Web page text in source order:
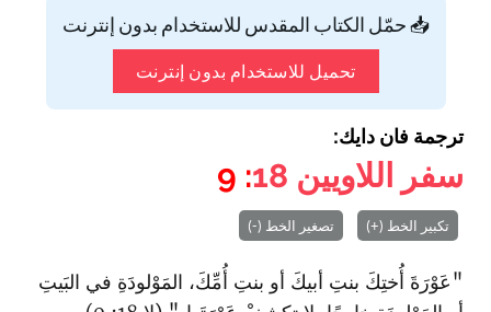
📥 حمّل الكتاب المقدس للاستخدام بدون إنترنت
تحميل للاستخدام بدون إنترنت
ترجمة فان دايك:
سفر اللاويين 18
: 9
تكبير الخط (+) تصغير الخط (-)
"عَوْرَةَ أُختِكَ بنتِ أبيكَ أو بنتِ أُمِّكَ، المَوْلودَةِ في البَيتِ